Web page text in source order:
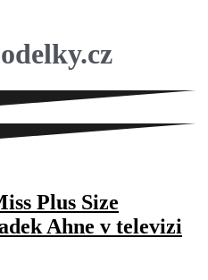
Plus Size
Ahne v televizi